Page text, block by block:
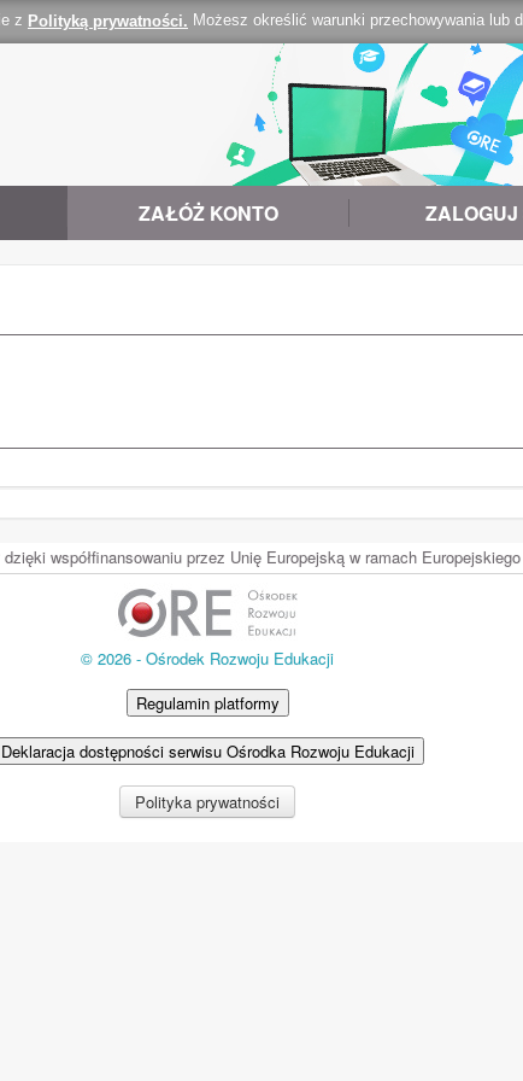
z Polityką prywatności. Możesz określić warunki przechowywania lub
ZAŁÓŻ KONTO ZALOGUJ
współfinansowaniu przez Unię Europejską w ramach
© 2026 - Ośrodek Rozwoju Edukacji
Regulamin platformy
Deklaracja dostępności serwisu Ośrodka Rozwoju Edukacji
Polityka prywatności